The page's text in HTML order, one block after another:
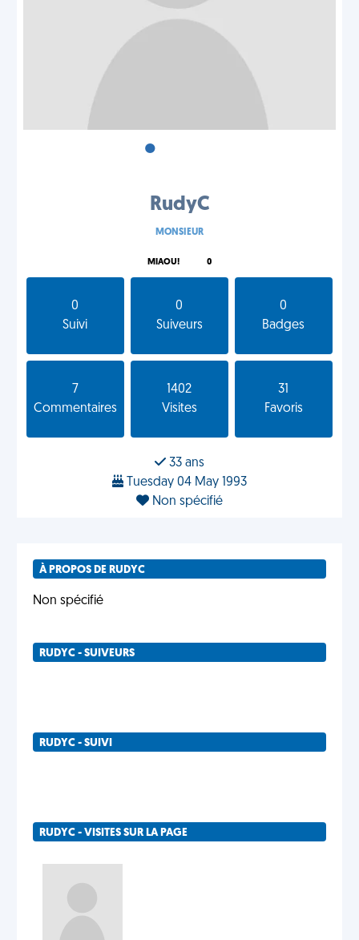
•
RudyC
MONSIEUR
MIAOU! 0
0
Suivi
0
Suiveurs
0
Badges
7
Commentaires
1402
Visites
31
Favoris
33 ans
Tuesday 04 May 1993
Non spécifié
À PROPOS DE RUDYC
Non spécifié
RUDYC - SUIVEURS
RUDYC - SUIVI
RUDYC - VISITES SUR LA PAGE